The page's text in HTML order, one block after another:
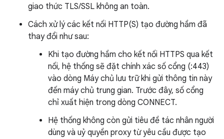
giao thức TLS/SSL không an toàn.
Cách xử lý các kết nối HTTP(S) tạo đường hầm đã
thay đổi như sau:
Khi tạo đường hầm cho kết nối HTTPS qua kết
nối, hệ thống sẽ đặt chính xác số cổng (:443)
vào dòng Máy chủ lưu trữ khi gửi thông tin này
đến máy chủ trung gian. Trước đây, số cổng
chỉ xuất hiện trong dòng CONNECT.
Hệ thống không còn gửi tiêu đề tác nhân người
dùng và uỷ quyền proxy từ yêu cầu được tạo